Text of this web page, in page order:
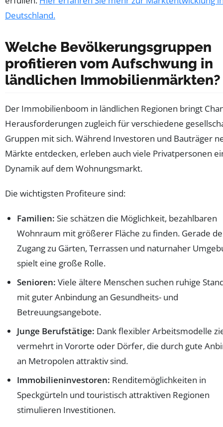
Deutschland.
Welche Bevölkerungsgruppen
profitieren vom Aufschwung in
ländlichen Immobilienmärkten?
Der Immobilienboom in ländlichen Regionen bringt
Herausforderungen zugleich für verschiedene
Gruppen mit sich. Während Investoren und Bauträger
Märkte entdecken, erleben auch viele Privatpersonen
Dynamik auf dem Wohnungsmarkt.
Die wichtigsten Profiteure sind:
Familien: Sie schätzen die Möglichkeit, bezahlbaren
Wohnraum mit größerer Fläche zu finden. Gerade
Zugang zu Gärten, Terrassen und naturnaher
spielt eine große Rolle.
Senioren: Viele ältere Menschen suchen ruhige
mit guter Anbindung an Gesundheits- und
Betreuungsangebote.
Junge Berufstätige: Dank flexibler Arbeitsmodelle
vermehrt in Vororte oder Dörfer, die durch gute
an Metropolen attraktiv sind.
Immobilieninvestoren: Renditemöglichkeiten in
Speckgürteln und touristisch attraktiven Regionen
stimulieren Investitionen.